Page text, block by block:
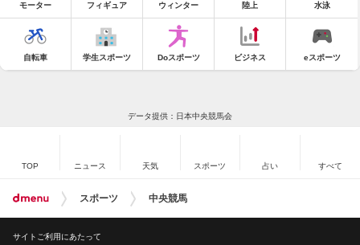
モーター フィギュア ウィンター 陸上 水泳
自転車 学生スポーツ Doスポーツ ビジネス eスポーツ
データ提供：日本中央競馬会
TOP ニュース 天気 スポーツ 占い すべて
スポーツ 中央競馬
サイトご利用にあたって